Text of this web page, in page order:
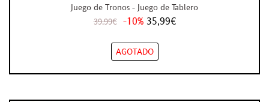
Juego de Tronos - Juego de Tablero
39,99€ -10% 35,99€
AGOTADO